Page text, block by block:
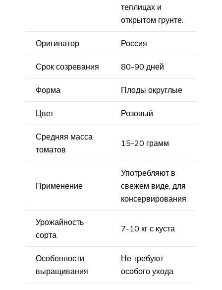
теплицах и
открытом грунте.
Оригинатор Россия
Срок созревания 80-90 дней
Форма Плоды округлые
Цвет Розовый
Средняя масса
томатов
15-20 грамм
Применение
Употребляют в
свежем виде, для
консервирования.
Урожайность
сорта
7-10 кг с куста
Особенности
выращивания
Не требуют
особого ухода